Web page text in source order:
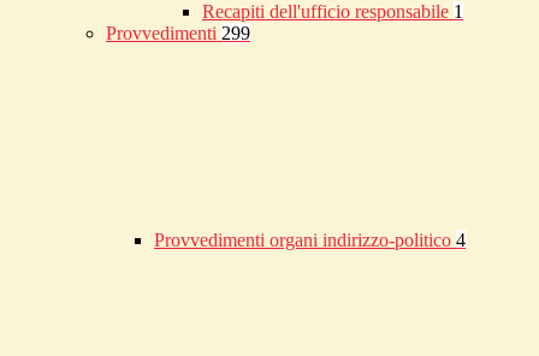
Recapiti dell'ufficio responsabile 1
Provvedimenti 299
Provvedimenti organi indirizzo-politico 4